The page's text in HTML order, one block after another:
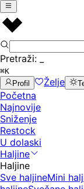
Pretraži:
⌘K
Profil
Želje
Početna
Najnovije
Sniženje
Restock
U dolaski
Haljine
Haljine
Sve haljineMini